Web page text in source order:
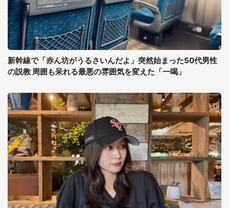
新幹線で「赤ん坊がうるさいんだよ」突然始まった50代男性
の説教 周囲も呆れる最悪の雰囲気を変えた「一喝」